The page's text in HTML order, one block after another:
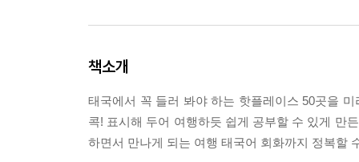
책소개
태국에서 꼭 들러 봐야 하는 핫플레이스 50곳을
콕! 표시해 두어 여행하듯 쉽게 공부할 수 있게 만
하면서 만나게 되는 여행 태국어 회화까지 정복할